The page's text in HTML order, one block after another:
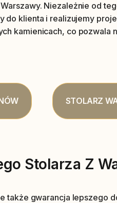
Niezależnie od
do klienta i realizujemy
kamienicach, co pozwala
STOLARZ
Stolarza Z
gwarancja lepszego